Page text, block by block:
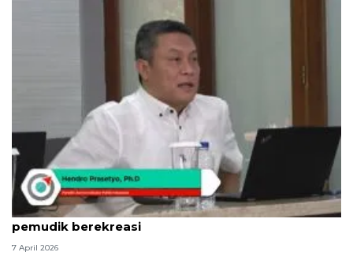
Indikator: Mudik dorong ekonomi daerah dengan
pemudik berekreasi
7 April 2026